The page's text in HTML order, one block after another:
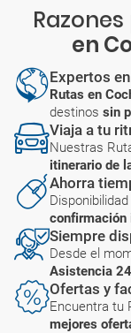
en
Expertos
Rutas en
destinos sin
Viaja a tu
Nuestras
itinerario de
Ahorra
confirmación
Siempre
Desde el
Asistencia
Ofertas y
Encuentra tu
mejores